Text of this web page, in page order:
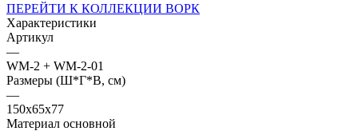
ПЕРЕЙТИ К КОЛЛЕКЦИИ ВОРК
Характеристики
Артикул
—
WM-2 + WM-2-01
Размеры (Ш*Г*В, см)
—
150x65x77
Материал основной